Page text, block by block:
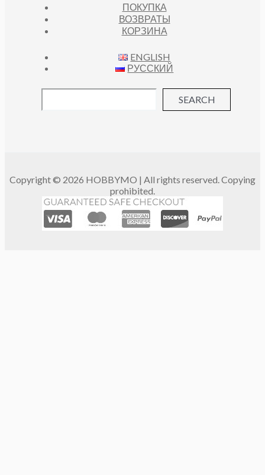
ПОКУПКА
ВОЗВРАТЫ
КОРЗИНА
ENGLISH
РУССКИЙ
SEARCH
Copyright © 2026 HOBBYMO | All rights reserved. Copying
prohibited.